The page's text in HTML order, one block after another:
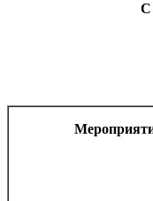
С